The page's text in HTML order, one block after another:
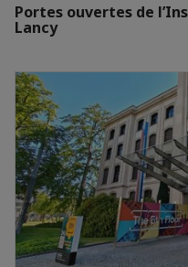
Portes ouvertes de
Lancy